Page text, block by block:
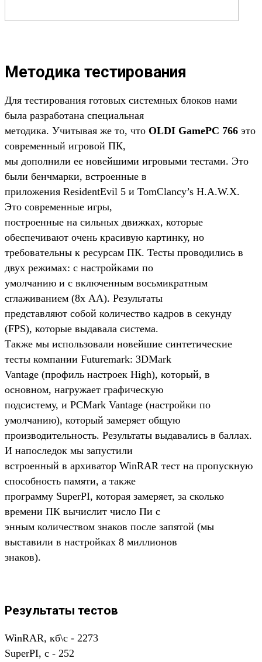
Методика тестирования
Для тестирования готовых системных блоков нами
была разработана специальная
методика. Учитывая же то, что OLDI GamePC 766 это
современный игровой ПК,
мы дополнили ее новейшими игровыми тестами. Это
были бенчмарки, встроенные в
приложения ResidentEvil 5 и TomClancy’s H.A.W.X.
Это современные игры,
построенные на сильных движках, которые
обеспечивают очень красивую картинку, но
требовательны к ресурсам ПК. Тесты проводились в
двух режимах: с настройками по
умолчанию и с включенным восьмикратным
сглаживанием (8х АА). Результаты
представляют собой количество кадров в секунду
(FPS), которые выдавала система.
Также мы использовали новейшие синтетические
тесты компании Futuremark: 3DMark
Vantage (профиль настроек High), который, в
основном, нагружает графическую
подсистему, и PCMark Vantage (настройки по
умолчанию), который замеряет общую
производительность. Результаты выдавались в баллах.
И напоследок мы запустили
встроенный в архиватор WinRAR тест на пропускную
способность памяти, а также
программу SuperPI, которая замеряет, за сколько
времени ПК вычислит число Пи с
энным количеством знаков после запятой (мы
выставили в настройках 8 миллионов
знаков).
Результаты тестов
WinRAR, кб\с - 2273
SuperPI, c - 252